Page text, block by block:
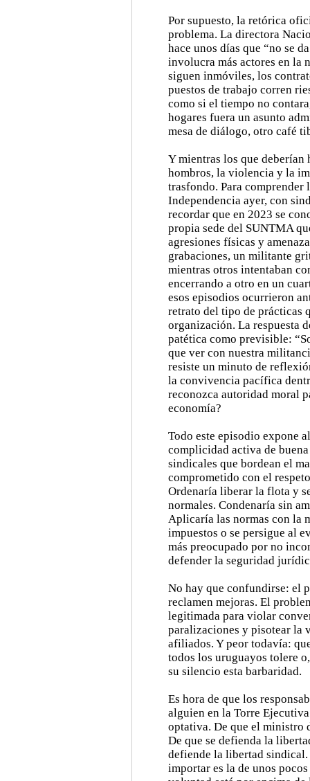
Por supuesto, la retórica
problema. La directora
hace unos días que “no se
involucra más actores en la
siguen inmóviles, los
puestos de trabajo corren
como si el tiempo no
hogares fuera un asunto
mesa de diálogo, otro café
Y mientras los que deberían
hombros, la violencia y la
trasfondo. Para comprender
Independencia ayer, con
recordar que en 2023 se
propia sede del SUNTMA
agresiones físicas y
grabaciones, un militante
mientras otros intentaban
encerrando a otro en un
esos episodios ocurrieron
retrato del tipo de prácticas
organización. La respuesta
patética como previsible:
que ver con nuestra
resiste un minuto de
la convivencia pacífica
reconozca autoridad moral
economía?
Todo este episodio expone
complicidad activa de
sindicales que bordean el
comprometido con el
Ordenaría liberar la flota y
normales. Condenaría sin
Aplicaría las normas con la
impuestos o se persigue al
más preocupado por no
defender la seguridad
No hay que confundirse: el
reclamen mejoras. El
legitimada para violar
paralizaciones y pisotear la
afiliados. Y peor todavía:
todos los uruguayos tolere
su silencio esta barbaridad.
Es hora de que los
alguien en la Torre
optativa. De que el ministro
De que se defienda la
defiende la libertad
importar es la de unos